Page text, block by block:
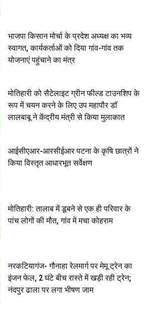
रधामोहन सिंह, 13 June 2026
भाजपा किसान मोर्चा के प्रदेश अध्यक्ष का भव्य
स्वागत, कार्यकर्ताओं को दिया गांव-गांव तक
योजनाएं पहुंचाने का मंत्र
मोतिहारी को सैटेलाइट ग्रीन फील्ड टाउनशिप के
रूप में चयन करने के लिए उप महापौर डॉ
लालबाबू ने केंद्रीय मंत्री से किया मुलाकात
आईसीएआर-आरसीईआर पटना के कृषि छात्रों ने
किया विस्तृत आधारभूत सर्वेक्षण
मोतिहारी: तालाब में डूबने से एक ही परिवार के
पांच लोगों की मौत, गांव में मचा कोहराम
नरकटियागंज- गौनाहा रेलमार्ग पर मेमू ट्रेन का
इंजन फेल, 2 घंटे बीच रास्ते में खड़ी रही ट्रेन;
नंदपुर ढाला पर लगा भीषण जाम